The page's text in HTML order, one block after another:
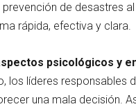
de desastres
rápida, efectiva y clara.
psicológicos y
los líderes
una mala decisión.